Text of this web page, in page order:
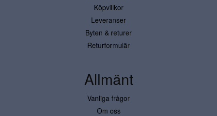
Köpvillkor
Leveranser
Byten & returer
Returformulär
Allmänt
Vanliga frågor
Om oss